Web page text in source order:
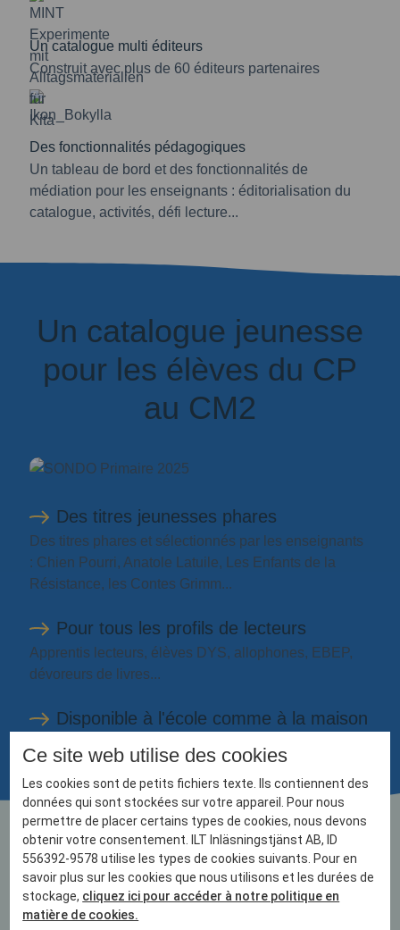
Un catalogue multi éditeurs
Construit avec plus de 60 éditeurs partenaires
Des fonctionnalités pédagogiques
Un tableau de bord et des fonctionnalités de
médiation pour les enseignants : éditorialisation du
catalogue, activités, défi lecture...
Un catalogue jeunesse
pour les élèves du CP
au CM2
Des titres jeunesses phares
Des titres phares et sélectionnés par les enseignants
: Chien Pourri, Anatole Latuile, Les Enfants de la
Résistance, les Contes Grimm...
Pour tous les profils de lecteurs
Apprentis lecteurs, élèves DYS, allophones, EBEP,
dévoreurs de livres...
Disponible à l'école comme à la maison
La lecture accessible
partout, en toute simplicité
!
Ce site web utilise des cookies
Les cookies sont de petits fichiers texte. Ils contiennent des
données qui sont stockées sur votre appareil. Pour nous
permettre de placer certains types de cookies, nous devons
obtenir votre consentement. ILT Inläsningstjänst AB, ID
556392-9578 utilise les types de cookies suivants. Pour en
savoir plus sur les cookies que nous utilisons et les durées de
stockage, cliquez ici pour accéder à notre politique en
matière de cookies.